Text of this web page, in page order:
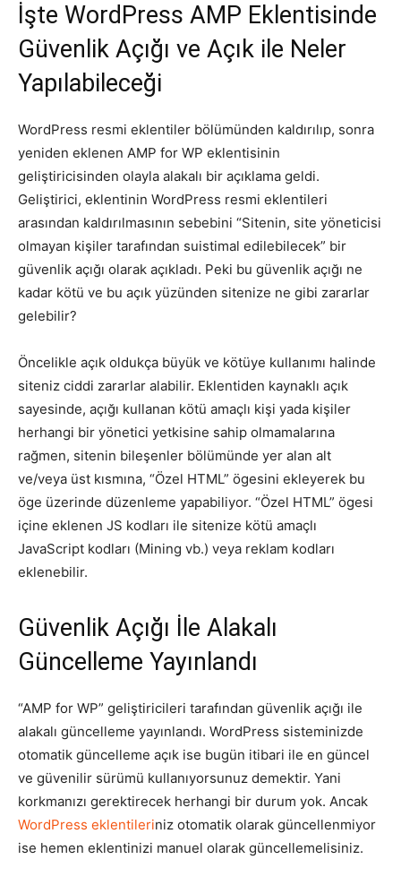
İşte WordPress AMP Eklentisinde
Güvenlik Açığı ve Açık ile Neler
Yapılabileceği
WordPress resmi eklentiler bölümünden kaldırılıp, sonra
yeniden eklenen AMP for WP eklentisinin
geliştiricisinden olayla alakalı bir açıklama geldi.
Geliştirici, eklentinin WordPress resmi eklentileri
arasından kaldırılmasının sebebini “Sitenin, site yöneticisi
olmayan kişiler tarafından suistimal edilebilecek” bir
güvenlik açığı olarak açıkladı. Peki bu güvenlik açığı ne
kadar kötü ve bu açık yüzünden sitenize ne gibi zararlar
gelebilir?
Öncelikle açık oldukça büyük ve kötüye kullanımı halinde
siteniz ciddi zararlar alabilir. Eklentiden kaynaklı açık
sayesinde, açığı kullanan kötü amaçlı kişi yada kişiler
herhangi bir yönetici yetkisine sahip olmamalarına
rağmen, sitenin bileşenler bölümünde yer alan alt
ve/veya üst kısmına, “Özel HTML” ögesini ekleyerek bu
öge üzerinde düzenleme yapabiliyor. “Özel HTML” ögesi
içine eklenen JS kodları ile sitenize kötü amaçlı
JavaScript kodları (Mining vb.) veya reklam kodları
eklenebilir.
Güvenlik Açığı İle Alakalı
Güncelleme Yayınlandı
“AMP for WP” geliştiricileri tarafından güvenlik açığı ile
alakalı güncelleme yayınlandı. WordPress sisteminizde
otomatik güncelleme açık ise bugün itibari ile en güncel
ve güvenilir sürümü kullanıyorsunuz demektir. Yani
korkmanızı gerektirecek herhangi bir durum yok. Ancak
WordPress eklentileriniz otomatik olarak güncellenmiyor
ise hemen eklentinizi manuel olarak güncellemelisiniz.